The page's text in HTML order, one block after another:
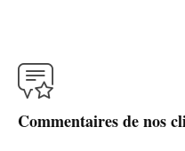
Commentaires de nos